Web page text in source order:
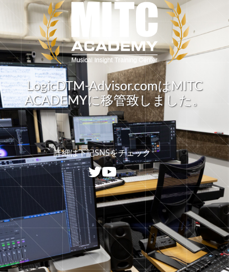
LogicDTM-Advisor.comはMITC
ACADEMYに移管致しました。
詳細は下記SNSをチェック